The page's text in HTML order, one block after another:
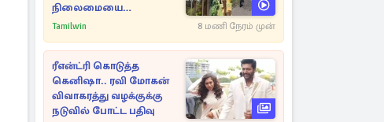
நிலைமையை
கட்டுப்படுத்த பொலிஸார்
Tamilwin 8 மணி நேரம் முன்
ரீஎன்ட்ரி கொடுத்த
கெனிஷா.. ரவி மோகன்
விவாகரத்து வழக்குக்கு
நடுவில் போட்ட பதிவு